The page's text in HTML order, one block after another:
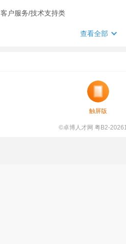
客户服务/技术支持类
查看全部
触屏版
©卓博人才网 粤B2-